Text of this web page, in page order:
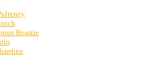
Beastie